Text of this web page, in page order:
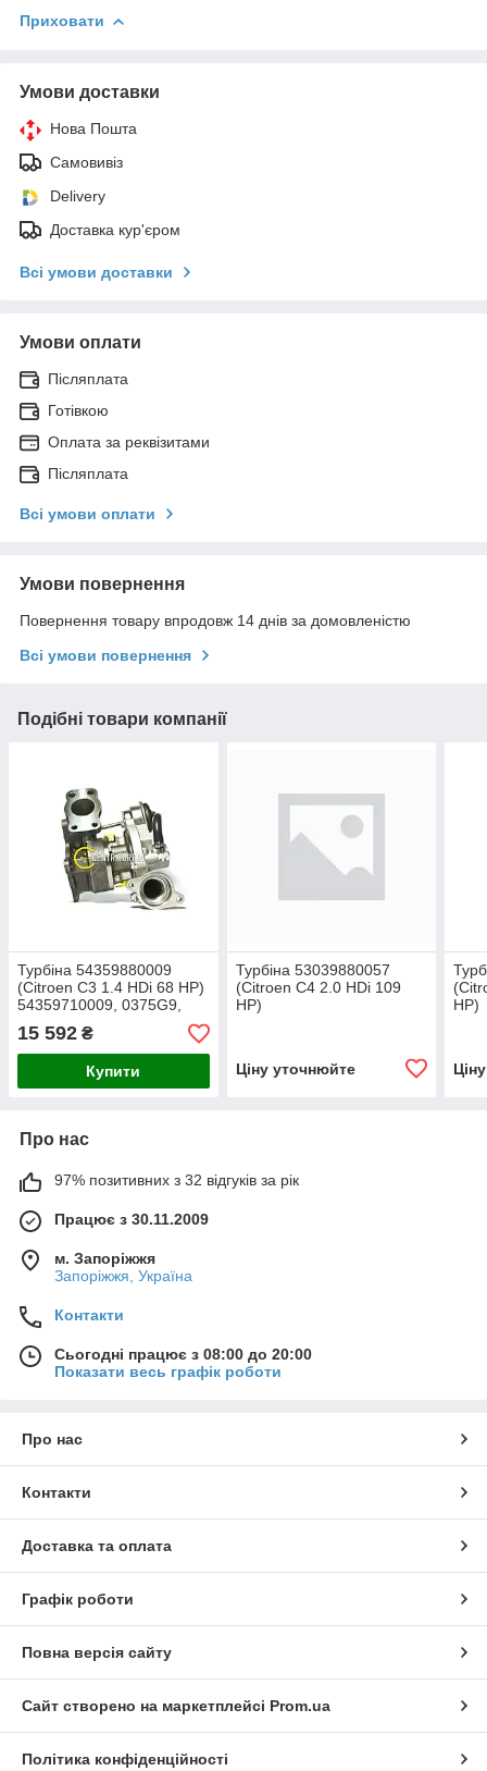
Приховати
Умови доставки
Нова Пошта
Самовивіз
Delivery
Доставка кур'єром
Всі умови доставки
Умови оплати
Післяплата
Готівкою
Оплата за реквізитами
Післяплата
Всі умови оплати
Умови повернення
Повернення товару впродовж 14 днів за домовленістю
Всі умови повернення
Подібні товари компанії
Турбіна 54359880009
(Citroen C3 1.4 HDi 68 HP)
54359710009, 0375G9,
0375K0
15 592 ₴
Купити
Турбіна 53039880057
(Citroen C4 2.0 HDi 109
HP)
Ціну уточнюйте
HP)
Про нас
97% позитивних з 32 відгуків за рік
Працює з 30.11.2009
м. Запоріжжя
Запоріжжя, Україна
Контакти
Сьогодні працює з 08:00 до 20:00
Показати весь графік роботи
Про нас
Контакти
Доставка та оплата
Графік роботи
Повна версія сайту
Сайт створено на маркетплейсі Prom.ua
Політика конфіденційності